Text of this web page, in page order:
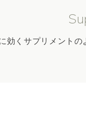
効くサプリメント